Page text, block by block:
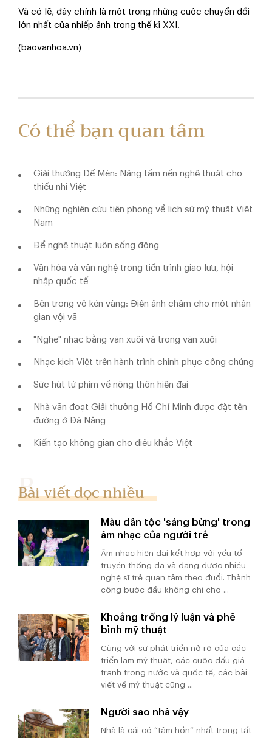
Và có lẽ, đây chính là một trong những cuộc chuyển đổi
lớn nhất của nhiếp ảnh trong thế kỉ XXI.
(baovanhoa.vn)
Có thể bạn quan tâm
Giải thưởng Dế Mèn: Nâng tầm nền nghệ thuật cho
thiếu nhi Việt
Những nghiên cứu tiên phong về lịch sử mỹ thuật Việt
Nam
Để nghệ thuật luôn sống động
Văn hóa và văn nghệ trong tiến trình giao lưu, hội
nhập quốc tế
Bên trong vỏ kén vàng: Điện ảnh chậm cho một nhân
gian vội vã
"Nghe" nhạc bằng văn xuôi và trong văn xuôi
Nhạc kịch Việt trên hành trình chinh phục công chúng
Sức hút từ phim về nông thôn hiện đại
Nhà văn đoạt Giải thưởng Hồ Chí Minh được đặt tên
đường ở Đà Nẵng
Kiến tạo không gian cho điêu khắc Việt
Bài viết đọc nhiều
Màu dân tộc 'sáng bừng' trong
âm nhạc của người trẻ
Âm nhạc hiện đại kết hợp với yếu tố
truyền thống đã và đang được nhiều
nghệ sĩ trẻ quan tâm theo đuổi. Thành
công bước đầu không chỉ cho ...
Khoảng trống lý luận và phê
bình mỹ thuật
Cùng với sự phát triển nở rộ của các
triển lãm mỹ thuật, các cuộc đấu giá
tranh trong nước và quốc tế, các bài
viết về mỹ thuật cũng ...
Người sao nhà vậy
Nhà là cái có “tâm hồn” nhất trong tất